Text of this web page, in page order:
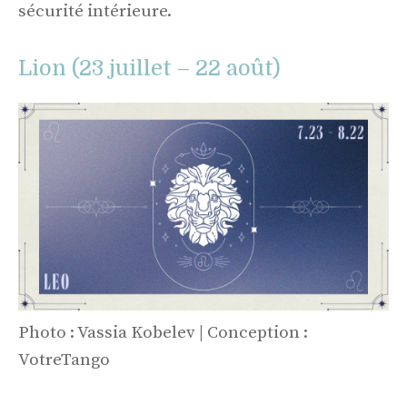
sécurité intérieure.
Lion (23 juillet – 22 août)
Photo : Vassia Kobelev | Conception :
VotreTango